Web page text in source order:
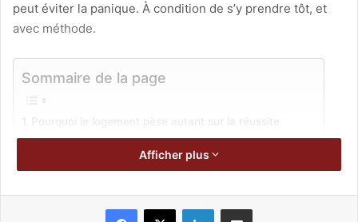
peut éviter la panique. À condition de s’y prendre tôt, et
avec méthode.
Sommaire de la page
Pourquoi le logement pèse autant sur la réussite
Les critères à vérifier avant de signer
Saint-Ouen, la bonne adresse à deux pas de Paris
Ce qu’offre une résidence étudiante pensée pour eux
Agir vite, mais agir bien
Afficher plus
Facebook
X LinkedinPartager par email